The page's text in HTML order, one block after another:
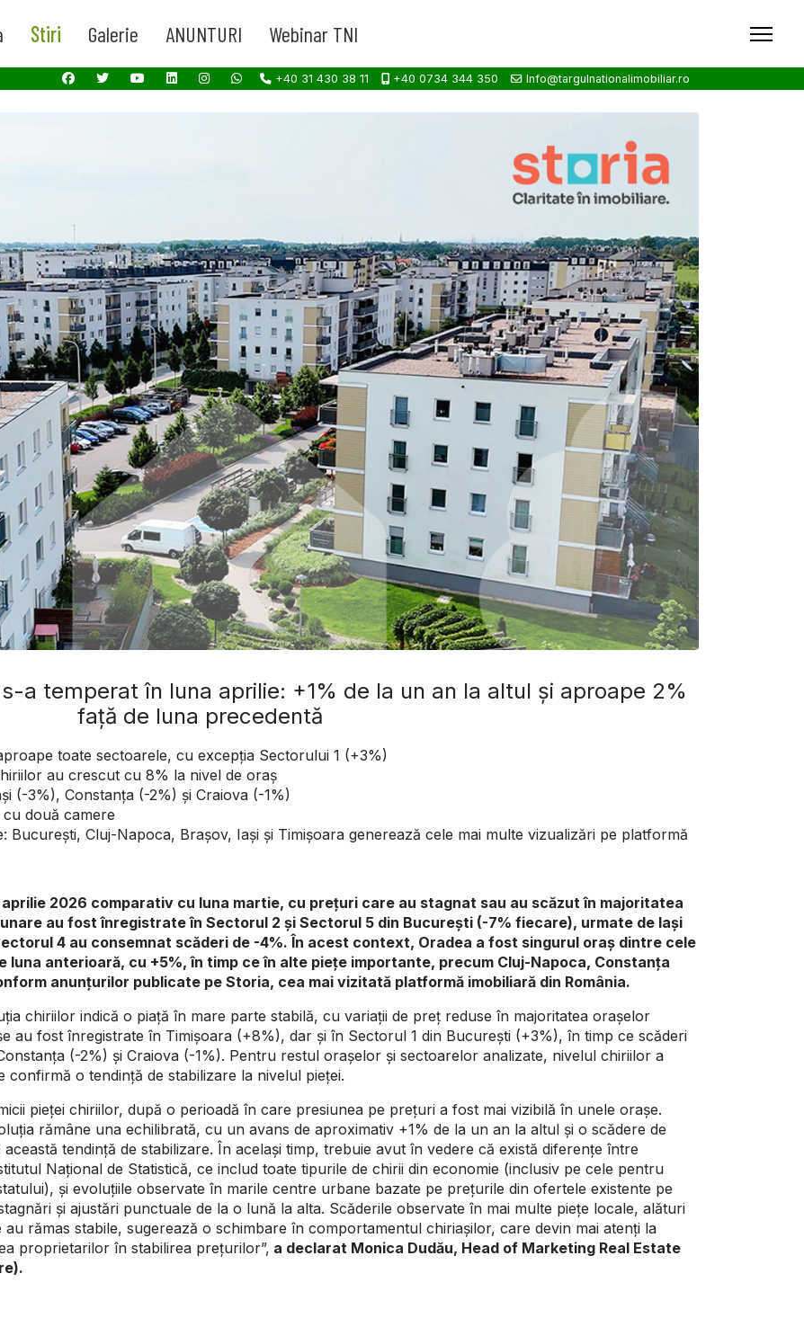
Stiri Galerie ANUNTURI Webinar TNI
+40 31 430 38 11 +40 0734 344 350 Info@targulnationalimobiliar.ro
a temperat în luna aprilie: +1% de la un an la altul și aproape 2%
față de luna precedentă
toate sectoarele, cu excepția Sectorului 1 (+3%)
au crescut cu 8% la nivel de oraș
(-3%), Constanța (-2%) și Craiova (-1%)
două camere
București, Cluj-Napoca, Brașov, Iași și Timișoara generează cele mai multe vizualizări pe platformă
2026 comparativ cu luna martie, cu prețuri care au stagnat sau au scăzut în majoritatea
au fost înregistrate în Sectorul 2 și Sectorul 5 din București (-7% fiecare), urmate de Iași
4 au consemnat scăderi de -4%. În acest context, Oradea a fost singurul oraș dintre cele
anterioară, cu +5%, în timp ce în alte piețe importante, precum Cluj-Napoca, Constanța
anunțurilor publicate pe Storia, cea mai vizitată platformă imobiliară din România.
chiriilor indică o piață în mare parte stabilă, cu variații de preț reduse în majoritatea orașelor
au fost înregistrate în Timișoara (+8%), dar și în Sectorul 1 din București (+3%), în timp ce scăderi
(-2%) și Craiova (-1%). Pentru restul orașelor și sectoarelor analizate, nivelul chiriilor a
confirmă o tendință de stabilizare la nivelul pieței.
pieței chiriilor, după o perioadă în care presiunea pe prețuri a fost mai vizibilă în unele orașe.
rămâne una echilibrată, cu un avans de aproximativ +1% de la un an la altul și o scădere de
tendință de stabilizare. În același timp, trebuie avut în vedere că există diferențe între
Național de Statistică, ce includ toate tipurile de chirii din economie (inclusiv pe cele pentru
și evoluțiile observate în marile centre urbane bazate pe prețurile din ofertele existente pe
și ajustări punctuale de la o lună la alta. Scăderile observate în mai multe piețe locale, alături
rămas stabile, sugerează o schimbare în comportamentul chiriașilor, care devin mai atenți la
proprietarilor în stabilirea prețurilor”, a declarat Monica Dudău, Head of Marketing Real Estate